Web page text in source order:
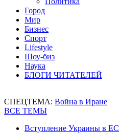
Город
Мир
Бизнес
Спорт
Lifestyle
Шоу-биз
Наука
БЛОГИ ЧИТАТЕЛЕЙ
СПЕЦТЕМА: Война в Иране
ВСЕ ТЕМЫ
Вступление Украины в ЕС